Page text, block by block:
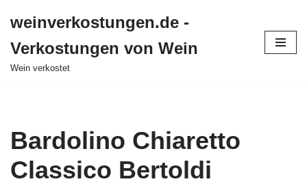
Inhalt
springen
weinverkostungen.de -
Verkostungen von Wein
Wein verkostet
Bardolino Chiaretto
Classico Bertoldi